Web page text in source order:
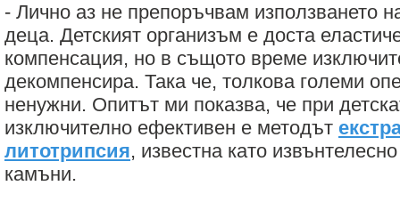
- Лично аз не препоръчвам използването
деца. Детският организъм е доста
компенсация, но в същото време
декомпенсира. Така че, толкова големи
ненужни. Опитът ми показва, че при
изключително ефективен е методът
литотрипсия, известна като
камъни.